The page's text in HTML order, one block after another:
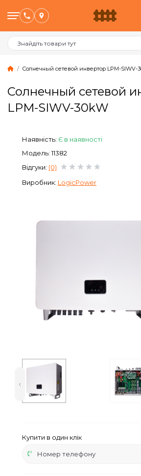
Бджільництво
Солнечный сетевой инвертор LPM-SIWV-
Солнечный сетевой
LPM-SIWV-30kW
Наявність: Є в наявності
Модель: 11382
Відгуки: (0)
Виробник: LogicPower
‹
Купити в один клік